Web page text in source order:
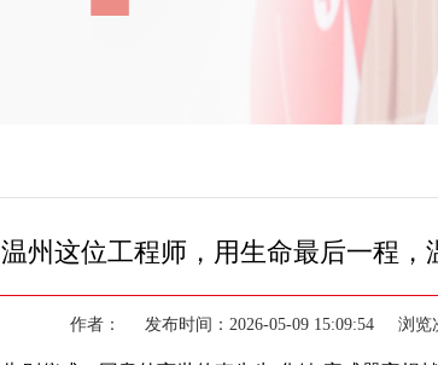
温州这位工程师，用生命最后一程，
作者： 发布时间：2026-05-09 15:09:54 浏览